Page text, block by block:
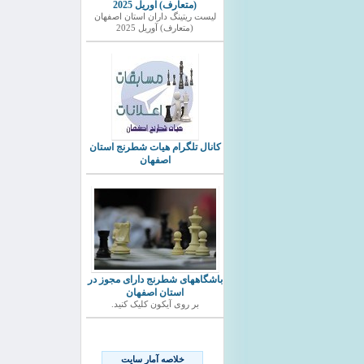
(متعارف) آوریل 2025
ليست ريتينگ داران استان اصفهان
(متعارف) آوریل 2025
کانال تلگرام هیات شطرنج استان
اصفهان
باشگاههای شطرنج دارای مجوز در
استان اصفهان
بر روی آیکون کلیک کنید.